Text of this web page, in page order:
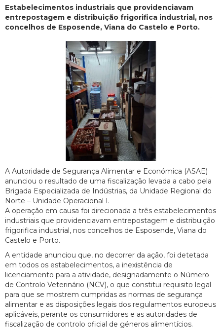
Estabelecimentos industriais que providenciavam
entrepostagem e distribuição frigorifica industrial, nos
concelhos de Esposende, Viana do Castelo e Porto.
A Autoridade de Segurança Alimentar e Económica (ASAE)
anunciou o resultado de uma fiscalização levada a cabo pela
Brigada Especializada de Indústrias, da Unidade Regional do
Norte – Unidade Operacional I.
A operação em causa foi direcionada a três estabelecimentos
industriais que providenciavam entrepostagem e distribuição
frigorifica industrial, nos concelhos de Esposende, Viana do
Castelo e Porto.
A entidade anunciou que, no decorrer da ação, foi detetada
em todos os estabelecimentos, a inexistência de
licenciamento para a atividade, designadamente o Número
de Controlo Veterinário (NCV), o que constitui requisito legal
para que se mostrem cumpridas as normas de segurança
alimentar e as disposições legais dos regulamentos europeus
aplicáveis, perante os consumidores e as autoridades de
fiscalização de controlo oficial de géneros alimentícios.